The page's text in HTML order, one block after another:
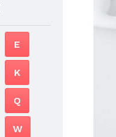
E
K
Q
W